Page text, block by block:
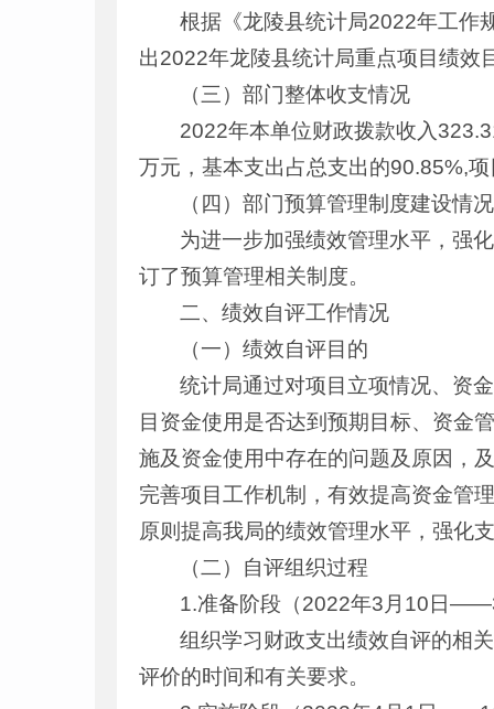
根据《龙陵县统计局2022年工作
出2022年龙陵县统计局重点项目绩效
（三）部门整体收支情况
2022年本单位财政拨款收入
万元，基本支出占总支出的90.85%,
（四）部门预算管理制度建设情况
为进一步加强绩效管理水平，强
订了预算管理相关制度。
二、绩效自评工作情况
（一）绩效自评目的
统计局通过对项目立项情况、资
目资金使用是否达到预期目标、资金
施及资金使用中存在的问题及原因，
完善项目工作机制，有效提高资金管
原则提高我局的绩效管理水平，强化
（二）自评组织过程
1.准备阶段（2022年3月10日
组织学习财政支出绩效自评的相
评价的时间和有关要求。